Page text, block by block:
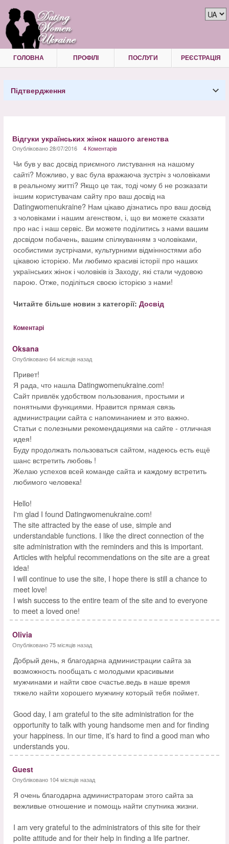
ГОЛОВНА ПРОФІЛІ ПОСЛУГИ РЕЄСТРАЦІЯ
Підтвердження
Відгуки українських жінок нашого агенства
Опубліковано 28/07/2016 4 Коментарів
Чи був у вас досвід приємного листування на нашому
сайті? Можливо, у вас була вражаюча зустріч з чоловіками
в реальному житті? Якщо це так, тоді чому б не розказати
іншим користувачам сайту про ваш досвід на
Datingwomenukraine? Нам цікаво дізнатись про ваш досвід
з чоловіками і нашим агенством, і, що ви можете сказати
про нас і наш сервіс. Ви можете поділитись з нами вашим
досвідом побачень, вашим спілкуванням з чоловіками,
особистими зустрічами, культурними відмінностями або
цікавою історією. Ми любимо красиві історії про наших
українських жінок і чоловіків із Заходу, які стали чудовою
парою. Отже, поділіться своєю історією з нами!
Читайте більше новин з категорії: Досвід
Коментарі
Oksana
Опубліковано 64 місяців назад
Привет!
Я рада, что нашла Datingwomenukraine.com!
Сайт привлёк удобством пользования, простыми и
понятными функциями. Нравится прямая связь
администрации сайта с напоминанием и это важно.
Статьи с полезными рекомендациями на сайте - отличная
идея!
Буду продолжать пользоваться сайтом, надеюсь есть ещё
шанс встретить любовь !
Желаю успехов всей команде сайта и каждому встретить
любимого человека!
Hello!
I'm glad I found Datingwomenukraine.com!
The site attracted by the ease of use, simple and
understandable functions. I like the direct connection of the
site administration with the reminders and this is important.
Articles with helpful recommendations on the site are a great
idea!
I will continue to use the site, I hope there is still a chance to
meet love!
I wish success to the entire team of the site and to everyone
to meet a loved one!
Olivia
Опубліковано 75 місяців назад
Добрый день, я благодарна администрации сайта за
возможность пообщать с молодыми красивыми
мужчинами и найти свое счастье.ведь в наше время
тяжело найти хорошего мужчину который тебя поймет.
Good day, I am grateful to the site administration for the
opportunity to talk with young handsome men and for finding
your happiness. In our time, it’s hard to find a good man who
understands you.
Guest
Опубліковано 104 місяців назад
Я очень благодарна администраторам этого сайта за
вежливые отношение и помощь найти спутника жизни.
I am very grateful to the administrators of this site for their
polite attitude and for their help in finding a life partner.